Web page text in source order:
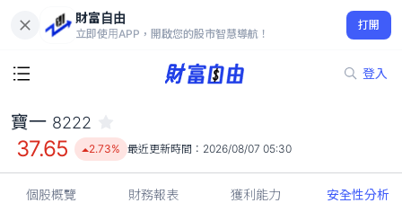
財富自由
立即使用APP，開啟您的股市智慧導航！
打開
登入
37.65
2.73%
寶一 8222
37.65 2.73% 最近更新時間： 2026/08/07 05:30
個股概覽 財務報表 獲利能力 安全性分析